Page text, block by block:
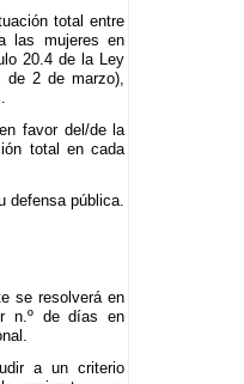
total entre
las mujeres en
20.4 de la Ley
de 2 de marzo),
favor del/de la
total en cada
defensa pública.
se resolverá en
n.º de días en
a un criterio